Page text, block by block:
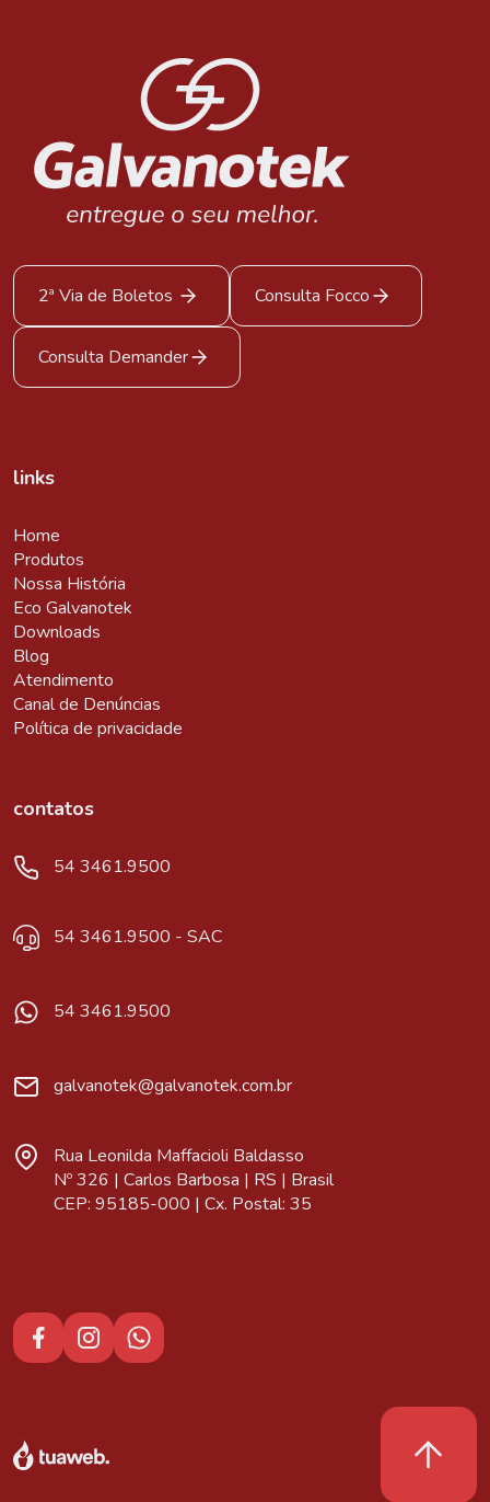
2ª Via de Boletos Consulta Focco
Consulta Demander
contatos
54 3461.9500
54 3461.9500 - SAC
54 3461.9500
galvanotek@galvanotek.com.br
Rua Leonilda Maffacioli Baldasso
Nº 326 | Carlos Barbosa | RS | Brasil
CEP: 95185-000 | Cx. Postal: 35
links
Home
Produtos
Nossa História
Eco Galvanotek
Downloads
Blog
Atendimento
Canal de Denúncias
Política de privacidade